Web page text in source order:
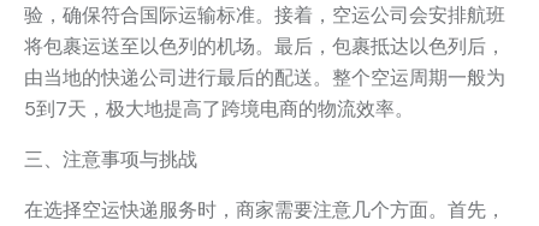
验，确保符合国际运输标准。接着，空运公司会安排航班
将包裹运送至以色列的机场。最后，包裹抵达以色列后，
由当地的快递公司进行最后的配送。整个空运周期一般为
5到7天，极大地提高了跨境电商的物流效率。
三、注意事项与挑战
在选择空运快递服务时，商家需要注意几个方面。首先，